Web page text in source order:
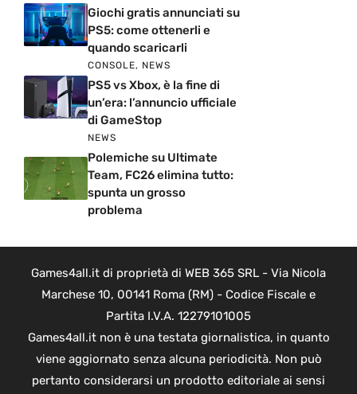
Giochi gratis annunciati su
PS5: come ottenerli e
quando scaricarli
CONSOLE, NEWS
PS5 vs Xbox, è la fine di
un’era: l’annuncio ufficiale
di GameStop
NEWS
Polemiche su Ultimate
Team, FC26 elimina tutto:
spunta un grosso
problema
Games4all.it di proprietà di WEB 365 SRL - Via Nicola
Marchese 10, 00141 Roma (RM) - Codice Fiscale e
Partita I.V.A. 12279101005
Games4all.it non è una testata giornalistica, in quanto
viene aggiornato senza alcuna periodicità. Non può
pertanto considerarsi un prodotto editoriale ai sensi